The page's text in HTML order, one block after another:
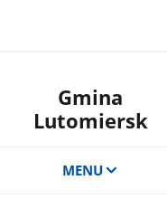
Gmina
Lutomiersk
MENU